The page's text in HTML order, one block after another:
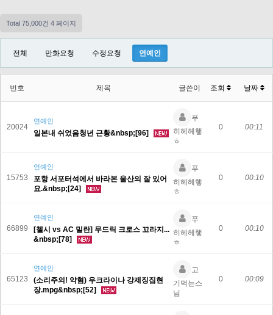
Total 75,000건 4 페이지
전체 만화요청 수정요청 연예인
번호 제목 글쓴이 조회 날짜
20024
연예인
일본내 쉬었음청년 근황&nbsp;[96]
푸
히헤헤햏
ㅎ
0 00:11
15753
연예인
포항 서포터석에서 바라본 울산의 잘 있어
요.&nbsp;[24]
푸
히헤헤햏
ㅎ
0 00:10
66899
연예인
[첼시 vs AC 밀란] 무드릭 크로스 꼬라지...
&nbsp;[78]
푸
히헤헤햏
ㅎ
0 00:10
65123
연예인
(소리주의! 약혐) 우크라이나 강제징집현
장.mpg&nbsp;[52]
고
기먹는스
님
0 00:09